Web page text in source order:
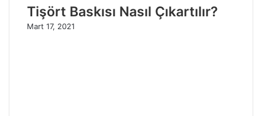
Tişört Baskısı Nasıl Çıkartılır?
Mart 17, 2021